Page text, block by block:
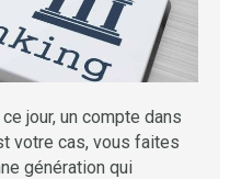
jour, un compte dans
votre cas, vous faites
génération qui